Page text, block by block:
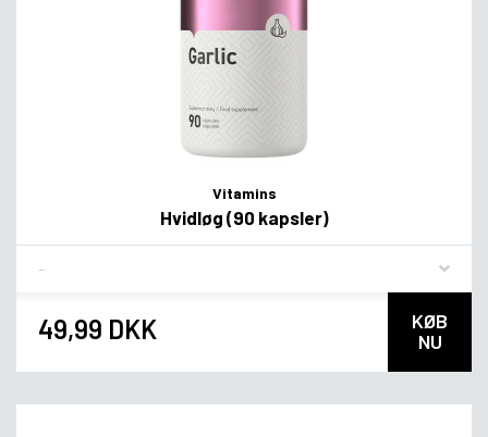
Vitamins
Hvidløg (90 kapsler)
49,99 DKK
KØB
NU